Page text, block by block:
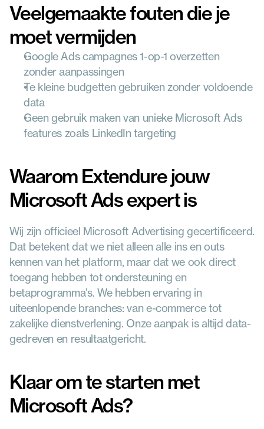
Veelgemaakte fouten die je
moet vermijden
Google Ads campagnes 1-op-1 overzetten
zonder aanpassingen
Te kleine budgetten gebruiken zonder voldoende
data
Geen gebruik maken van unieke Microsoft Ads
features zoals LinkedIn targeting
Waarom Extendure jouw
Microsoft Ads expert is
Wij zijn officieel Microsoft Advertising gecertificeerd.
Dat betekent dat we niet alleen alle ins en outs
kennen van het platform, maar dat we ook direct
toegang hebben tot ondersteuning en
betaprogramma’s. We hebben ervaring in
uiteenlopende branches: van e-commerce tot
zakelijke dienstverlening. Onze aanpak is altijd data-
gedreven en resultaatgericht.
Klaar om te starten met
Microsoft Ads?